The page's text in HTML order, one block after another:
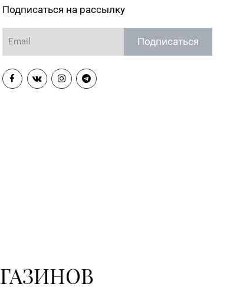
Подписаться на рассылку
Подписаться